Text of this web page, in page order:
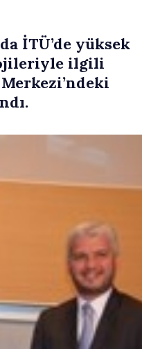
İTÜ’de yüksek
ilgili